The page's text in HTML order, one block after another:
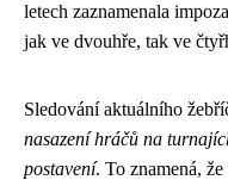
letech zaznamenala
jak ve dvouhře, tak ve
Sledování aktuálního
nasazení hráčů na
postavení. To znamená,